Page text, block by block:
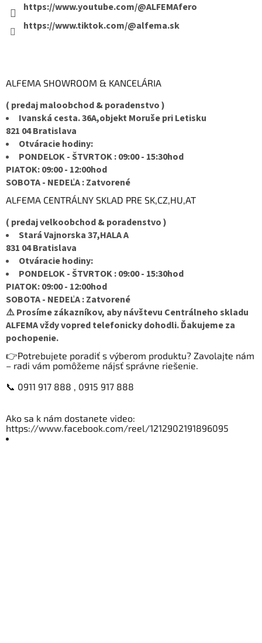
https://www.youtube.com/@ALFEMAfero
https://www.tiktok.com/@alfema.sk
ALFEMA SHOWROOM & KANCELÁRIA
( predaj maloobchod & poradenstvo )
Ivanská cesta. 36A,objekt Moruše pri Letisku
821 04 Bratislava
Otváracie hodiny:
PONDELOK - ŠTVRTOK : 09:00 - 15:30hod
PIATOK: 09:00 - 12:00hod
SOBOTA - NEDEĽA : Zatvorené
ALFEMA CENTRÁLNY SKLAD PRE SK,CZ,HU,AT
( predaj velkoobchod & poradenstvo )
Stará Vajnorska 37,HALA A
831 04 Bratislava
Otváracie hodiny:
PONDELOK - ŠTVRTOK : 09:00 - 15:30hod
PIATOK: 09:00 - 12:00hod
SOBOTA - NEDEĽA : Zatvorené
⚠️ Prosíme zákazníkov, aby návštevu Centrálneho skladu
ALFEMA vždy vopred telefonicky dohodli. Ďakujeme za
pochopenie.
👉Potrebujete poradiť s výberom produktu? Zavolajte nám
– radi vám pomôžeme nájsť správne riešenie.
📞 0911 917 888 , 0915 917 888
Ako sa k nám dostanete video:
https://www.facebook.com/reel/1212902191896095